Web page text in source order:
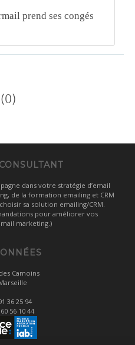
prend ses congés
dans votre stratégie d’email
de la formation emailing et CRM
sa solution emailing/CRM.
pour améliorer vos
marketing.)
Camoins
36 25 94
56 10 44